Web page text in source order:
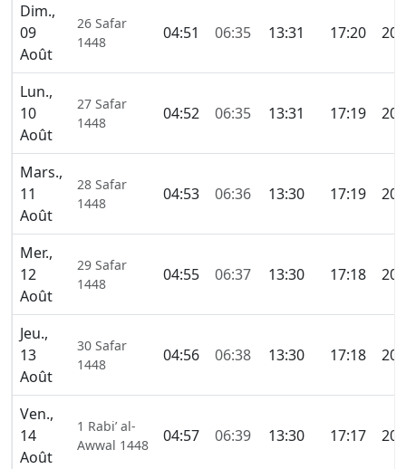
Dim.,
09
Août
26 Safar
1448
04:51 06:35 13:31 17:20
Lun.,
10
Août
27 Safar
1448
04:52 06:35 13:31 17:19
Mars.,
11
Août
28 Safar
1448
04:53 06:36 13:30 17:19
Mer.,
12
Août
29 Safar
1448
04:55 06:37 13:30 17:18
Jeu.,
13
Août
30 Safar
1448
04:56 06:38 13:30 17:18
Ven.,
14
Août
1 Rabi’ al-
Awwal 1448
04:57 06:39 13:30 17:17